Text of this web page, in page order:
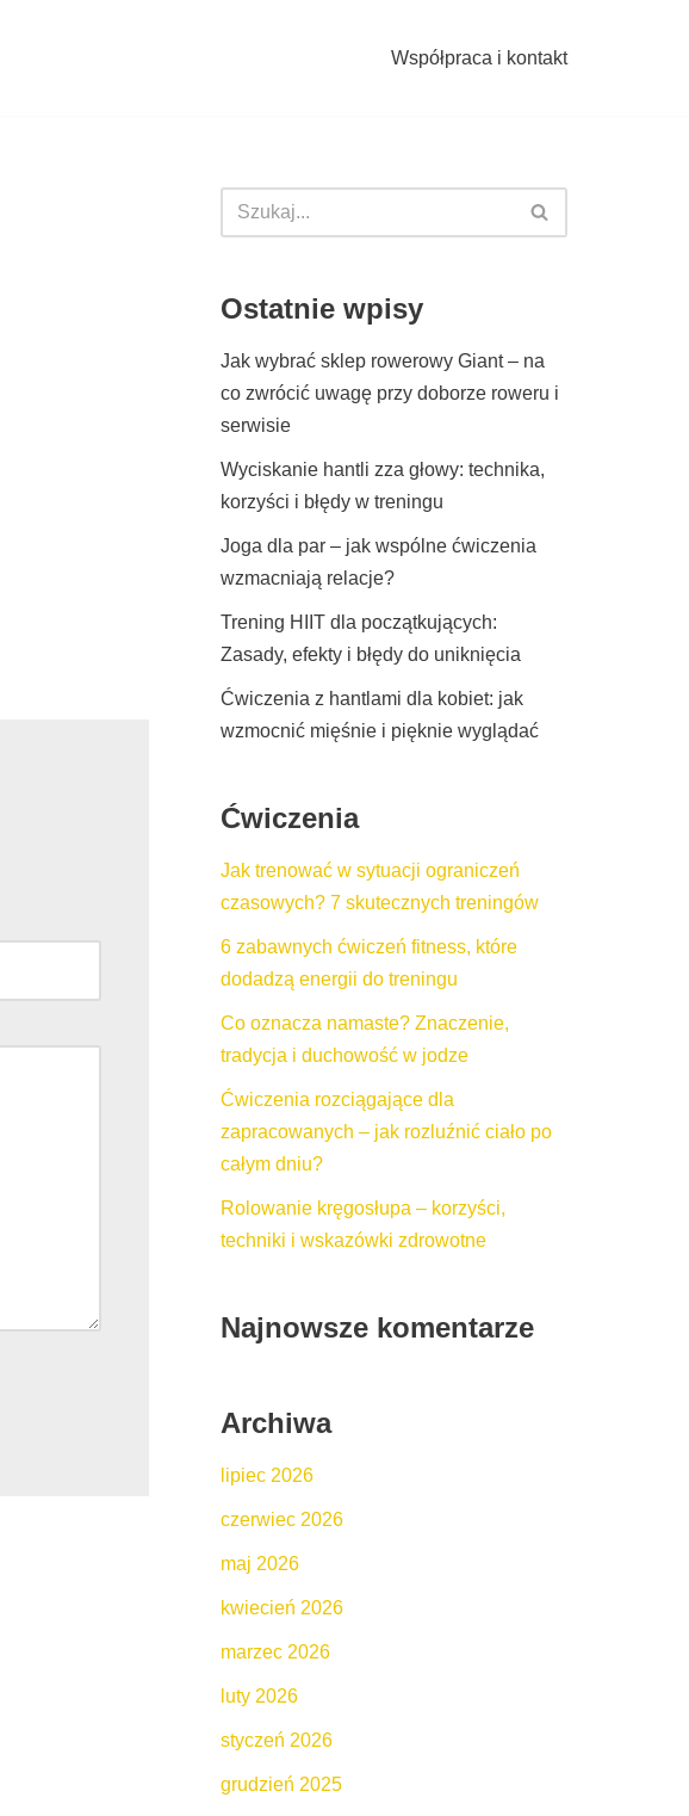
Współpraca i kontakt
Ostatnie wpisy
Jak wybrać sklep rowerowy Giant – na
co zwrócić uwagę przy doborze roweru i
serwisie
Wyciskanie hantli zza głowy: technika,
korzyści i błędy w treningu
Joga dla par – jak wspólne ćwiczenia
wzmacniają relacje?
Trening HIIT dla początkujących:
Zasady, efekty i błędy do uniknięcia
Ćwiczenia z hantlami dla kobiet: jak
wzmocnić mięśnie i pięknie wyglądać
Ćwiczenia
Jak trenować w sytuacji ograniczeń
czasowych? 7 skutecznych treningów
6 zabawnych ćwiczeń fitness, które
dodadzą energii do treningu
Co oznacza namaste? Znaczenie,
tradycja i duchowość w jodze
Ćwiczenia rozciągające dla
zapracowanych – jak rozluźnić ciało po
całym dniu?
Rolowanie kręgosłupa – korzyści,
techniki i wskazówki zdrowotne
Najnowsze komentarze
Archiwa
lipiec 2026
czerwiec 2026
maj 2026
kwiecień 2026
marzec 2026
luty 2026
styczeń 2026
grudzień 2025